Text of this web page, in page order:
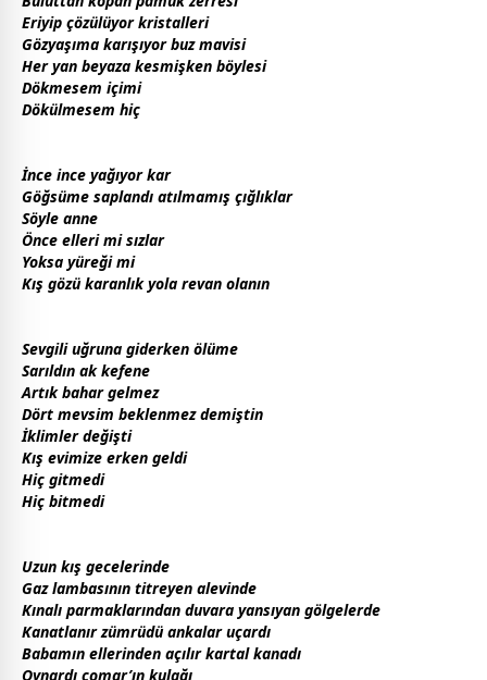
Eriyip çözülüyor kristalleri
Gözyaşıma karışıyor buzmavisi
Her yan beyaza kesmişken böylesi
Dökmesem içimi
Dökülmesem hiç
İnce ince yağıyor kar
Göğsüme saplandı atılmamış çığlıklar
Söyle anne
Önce elleri mi sızlar
Yoksa yüreği mi
Kış gözü karanlık yola revan olanın
Sevgili uğruna giderken ölüme
Sarıldın ak kefene
Artık bahar gelmez
Dört mevsim beklenmez demiştin
İklimler değişti
Kış evimize erken geldi
Hiç gitmedi
Hiç bitmedi
Uzun kış gecelerinde
Gaz lambasının titreyen alevinde
Kınalı parmaklarından duvara yansıyan gölgelerde
Kanatlanır zümrüdü ankalar uçardı
Babamın ellerinden açılır kartal kanadı
Oynardı çomar’ın kulağı